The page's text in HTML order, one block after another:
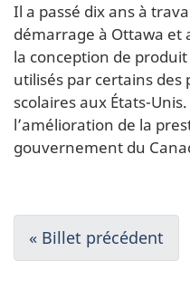
Il a passé dix ans à
démarrage à Ottawa et
la conception de
utilisés par certains des
scolaires aux États-
l’amélioration de la
gouvernement du
N
a
« Billet précédent